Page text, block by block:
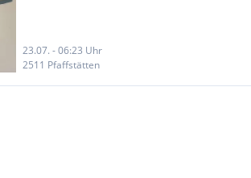
23.07. - 06:23 Uhr
2511 Pfaffstätten